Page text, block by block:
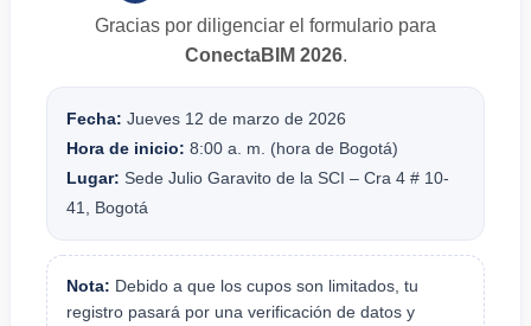
Gracias por diligenciar el formulario para
ConectaBIM 2026.
Fecha: Jueves 12 de marzo de 2026
Hora de inicio: 8:00 a. m. (hora de Bogotá)
Lugar: Sede Julio Garavito de la SCI – Cra 4 # 10-
41, Bogotá
Nota: Debido a que los cupos son limitados, tu
registro pasará por una verificación de datos y